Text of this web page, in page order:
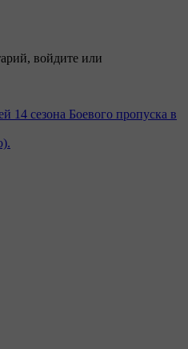
войдите или
14 сезона Боевого пропуска в